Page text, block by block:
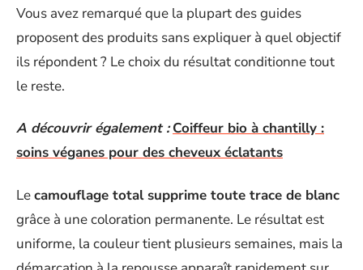
Vous avez remarqué que la plupart des guides
proposent des produits sans expliquer à quel objectif
ils répondent ? Le choix du résultat conditionne tout
le reste.
A découvrir également : Coiffeur bio à chantilly :
soins véganes pour des cheveux éclatants
Lecamouflage total supprime toute trace de blanc
grâce à une coloration permanente. Le résultat est
uniforme, la couleur tient plusieurs semaines, mais la